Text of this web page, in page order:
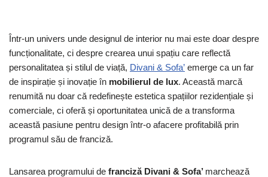
Într-un univers unde designul de interior nu mai este doar despre
funcționalitate, ci despre crearea unui spațiu care reflectă
personalitatea și stilul de viață, Divani & Sofa’ emerge ca un far
de inspirație și inovație în mobilierul de lux. Această marcă
renumită nu doar că redefinește estetica spațiilor rezidențiale și
comerciale, ci oferă și oportunitatea unică de a transforma
această pasiune pentru design într-o afacere profitabilă prin
programul său de franciză.
Lansarea programului de franciză Divani & Sofa’ marchează